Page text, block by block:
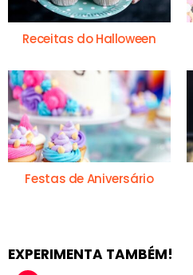
Receitas do Halloween
Festas de Aniversário
EXPERIMENTA TAMBÉM!